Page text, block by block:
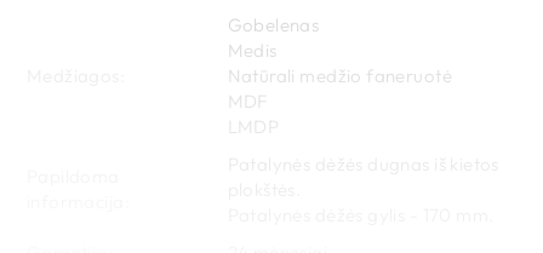
Gobelenas
Medis
Natūrali medžio faneruotė
MDF
LMDP